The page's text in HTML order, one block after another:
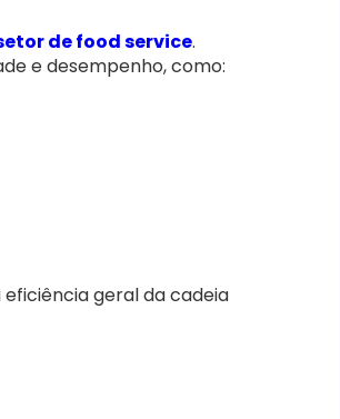
de food service.
e desempenho, como:
geral da cadeia